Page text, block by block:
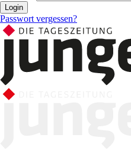
Login
Passwort vergessen?